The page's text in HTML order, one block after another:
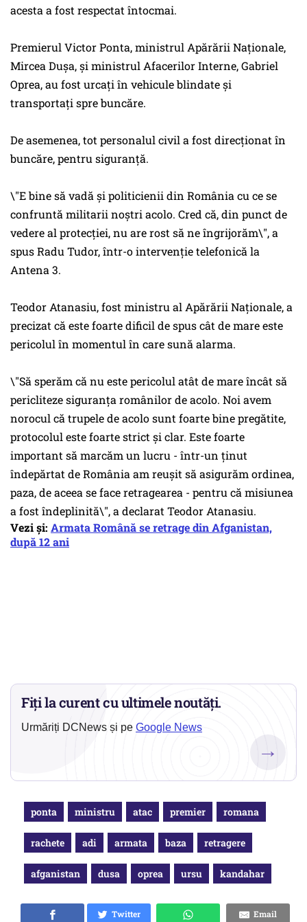
acesta a fost respectat întocmai.
Premierul Victor Ponta, ministrul Apărării Naționale,
Mircea Dușa, și ministrul Afacerilor Interne, Gabriel
Oprea, au fost urcaţi în vehicule blindate şi
transportaţi spre buncăre.
De asemenea, tot personalul civil a fost direcţionat în
buncăre, pentru siguranţă.
\"E bine să vadă şi politicienii din România cu ce se
confruntă militarii noştri acolo. Cred că, din punct de
vedere al protecţiei, nu are rost să ne îngrijorăm\", a
spus Radu Tudor, într-o intervenție telefonică la
Antena 3.
Teodor Atanasiu, fost ministru al Apărării Naționale, a
precizat că este foarte dificil de spus cât de mare este
pericolul în momentul în care sună alarma.
\"Să sperăm că nu este pericolul atât de mare încât să
pericliteze siguranţa românilor de acolo. Noi avem
norocul că trupele de acolo sunt foarte bine pregătite,
protocolul este foarte strict şi clar. Este foarte
important să marcăm un lucru - într-un ţinut
îndepărtat de România am reuşit să asigurăm ordinea,
paza, de aceea se face retragearea - pentru că misiunea
a fost îndeplinită\", a declarat Teodor Atanasiu.
Vezi și: Armata Română se retrage din Afganistan,
după 12 ani
Fiți la curent cu ultimele noutăți.
Urmăriți DCNews și pe Google News
→
ponta ministru atac premier romana
rachete adi armata baza retragere
afganistan dusa oprea ursu kandahar
Twitter
Email